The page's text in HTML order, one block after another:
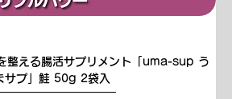
整える腸活サプリメント「uma-sup う
サプ」鮭 50g 2袋入